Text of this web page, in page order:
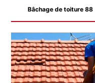
Bâchage de toiture 88